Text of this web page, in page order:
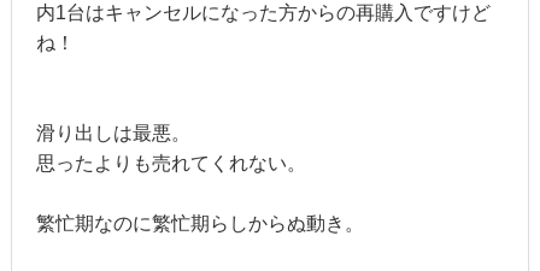
内1台はキャンセルになった方からの再購入ですけど
ね！
滑り出しは最悪。
思ったよりも売れてくれない。
繁忙期なのに繁忙期らしからぬ動き。